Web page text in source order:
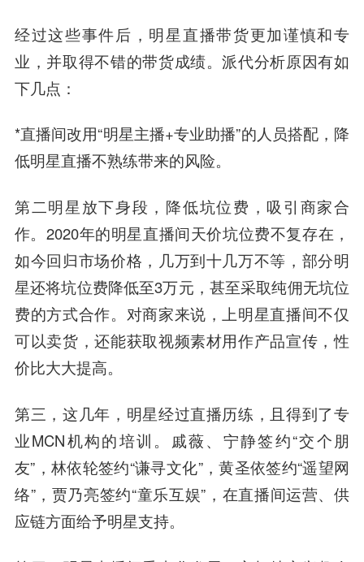
经过这些事件后，明星直播带货更加谨慎和专
业，并取得不错的带货成绩。派代分析原因有如
下几点：
*直播间改用“明星主播+专业助播”的人员搭配，降
低明星直播不熟练带来的风险。
第二明星放下身段，降低坑位费，吸引商家合
作。2020年的明星直播间天价坑位费不复存在，
如今回归市场价格，几万到十几万不等，部分明
星还将坑位费降低至3万元，甚至采取纯佣无坑位
费的方式合作。对商家来说，上明星直播间不仅
可以卖货，还能获取视频素材用作产品宣传，性
价比大大提高。
第三，这几年，明星经过直播历练，且得到了专
业MCN机构的培训。戚薇、宁静签约“交个朋
友”，林依轮签约“谦寻文化”，黄圣依签约“遥望网
络”，贾乃亮签约“童乐互娱”，在直播间运营、供
应链方面给予明星支持。